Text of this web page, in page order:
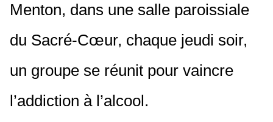
Menton, dans une salle paroissiale
du Sacré-Cœur, chaque jeudi soir,
un groupe se réunit pour vaincre
l’addiction à l’alcool.